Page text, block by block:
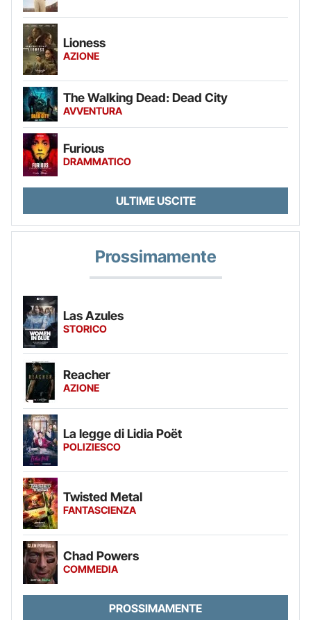
Lioness
AZIONE
The Walking Dead: Dead City
AVVENTURA
Furious
DRAMMATICO
ULTIME USCITE
Prossimamente
Las Azules
STORICO
Reacher
AZIONE
La legge di Lidia Poët
POLIZIESCO
Twisted Metal
FANTASCIENZA
Chad Powers
COMMEDIA
PROSSIMAMENTE